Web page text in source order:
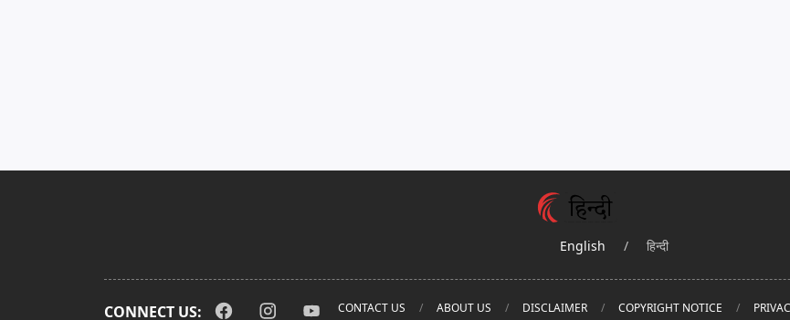
English / हिन्दी
CONNECT US: CONTACT US ABOUT US DISCLAIMER COPYRIGHT NOTICE